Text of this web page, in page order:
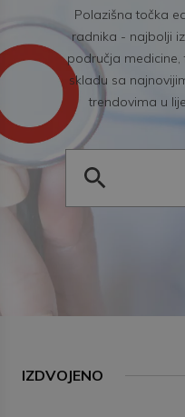
Polazišna točka
radnika - najbolji
područja medicine,
skladu sa
trendovima u
IZDVOJENO